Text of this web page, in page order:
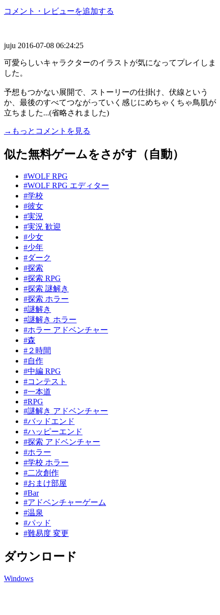
コメント・レビューを追加する
juju 2016-07-08 06:24:25
可愛らしいキャラクターのイラストが気になってプレイしま
した。
予想もつかない展開で、ストーリーの仕掛け、伏線という
か、最後のすべてつながっていく感じにめちゃくちゃ鳥肌が
立ちました...(省略されました)
→もっとコメントを見る
似た無料ゲームをさがす（自動）
#WOLF RPG
#WOLF RPG エディター
#学校
#彼女
#実況
#実況 歓迎
#少女
#少年
#ダーク
#探索
#探索 RPG
#探索 謎解き
#探索 ホラー
#謎解き
#謎解き ホラー
#ホラー アドベンチャー
#森
#２時間
#自作
#中編 RPG
#コンテスト
#一本道
#RPG
#謎解き アドベンチャー
#バッドエンド
#ハッピーエンド
#探索 アドベンチャー
#ホラー
#学校 ホラー
#二次創作
#おまけ部屋
#Bar
#アドベンチャーゲーム
#温泉
#パッド
#難易度 変更
ダウンロード
Windows